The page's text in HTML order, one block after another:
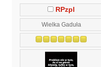
RPzpl
Wielka Gaduła